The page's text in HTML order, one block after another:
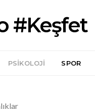
#Keşfet
PSIKOLOJI SPOR